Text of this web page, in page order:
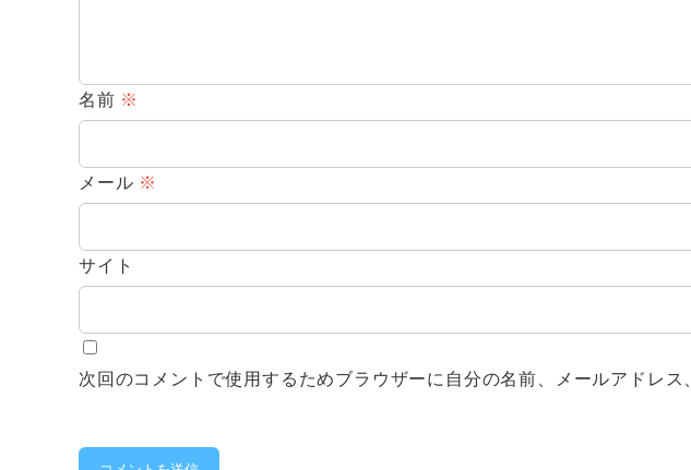
名前 ※
メール ※
サイト
次回のコメントで使用するためブラウザーに自分の名前、メールアドレス